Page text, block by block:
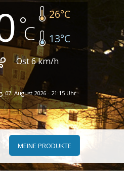
26°C
13°C
Ost6km/h
07. August 2026 - 21:15 Uhr
MEINE PRODUKTE